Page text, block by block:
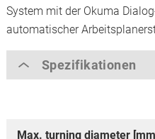
System mit der Okuma
automatischer
Spezifikationen
Max. turning diameter